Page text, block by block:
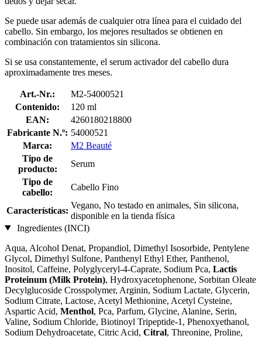
Se puede usar además de cualquier otra línea para el cuidado del
cabello. Sin embargo, los mejores resultados se obtienen en
combinación con tratamientos sin silicona.
Si se usa constantemente, el serum activador del cabello dura
aproximadamente tres meses.
Art.-Nr.:
M2-54000521
Contenido:
120 ml
EAN:
4260180218800
Fabricante N.º: 54000521
Marca:
M2 Beauté
Tipo de
producto:
Serum
Tipo de
cabello:
Cabello Fino
Características:
Vegano, No testado en animales, Sin silicona,
disponible en la tienda física
Ingredientes (INCI)
Aqua, Alcohol Denat, Propandiol, Dimethyl Isosorbide, Pentylene
Glycol, Dimethyl Sulfone, Panthenyl Ethyl Ether, Panthenol,
Inositol, Caffeine, Polyglyceryl-4-Caprate, Sodium Pca, Lactis
Proteinum (Milk Protein), Hydroxyacetophenone, Sorbitan Oleate
Decylglucoside Crosspolymer, Arginin, Sodium Lactate, Glycerin,
Sodium Citrate, Lactose, Acetyl Methionine, Acetyl Cysteine,
Aspartic Acid, Menthol, Pca, Parfum, Glycine, Alanine, Serin,
Valine, Sodium Chloride, Biotinoyl Tripeptide-1, Phenoxyethanol,
Sodium Dehydroacetate, Citric Acid, Citral, Threonine, Proline,